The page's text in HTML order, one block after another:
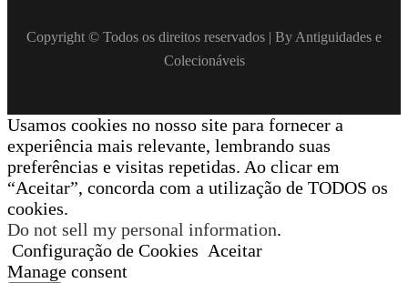
Copyright © Todos os direitos reservados | By Antiguidades e
Colecionáveis
Usamos cookies no nosso site para fornecer a
experiência mais relevante, lembrando suas
preferências e visitas repetidas. Ao clicar em
“Aceitar”, concorda com a utilização de TODOS os
cookies.
Do not sell my personal information.
Configuração de Cookies Aceitar
Manage consent